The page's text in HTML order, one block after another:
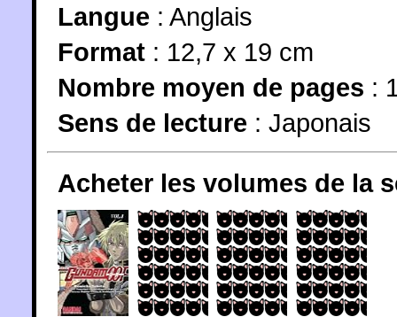
Langue : Anglais
Format : 12,7 x 19 cm
Nombre moyen de pages :
Sens de lecture : Japonais
Acheter les volumes de la